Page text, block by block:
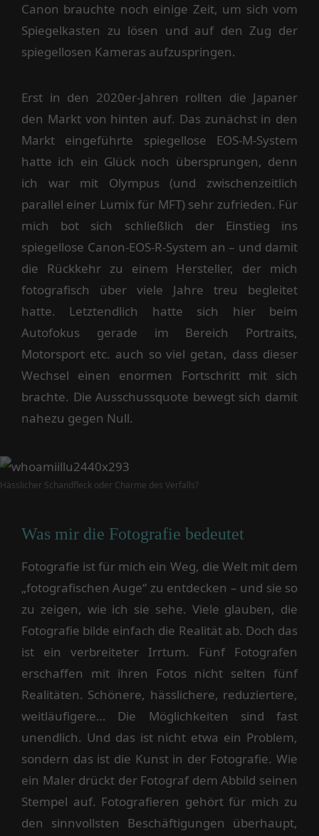
Canon brauchte noch einige Zeit, um sich vom
Spiegelkasten zu lösen und auf den Zug der
spiegellosen Kameras aufzuspringen.
Erst in den 2020er-Jahren rollten die Japaner
den Markt von hinten auf. Das zunächst in den
Markt eingeführte spiegellose EOS-M-System
hatte ich ein Glück noch übersprungen, denn
ich war mit Olympus (und zwischenzeitlich
parallel einer Lumix für MFT) sehr zufrieden. Für
mich bot sich schließlich der Einstieg ins
spiegellose Canon-EOS-R-System an – und damit
die Rückkehr zu einem Hersteller, der mich
fotografisch über viele Jahre treu begleitet
hatte. Letztendlich hatte sich hier beim
Autofokus gerade im Bereich Portraits,
Motorsport etc. auch so viel getan, dass dieser
Wechsel einen enormen Fortschritt mit sich
brachte. Die Ausschussquote bewegt sich damit
nahezu gegen Null.
Hässlicher Schandfleck oder Charme des Verfalls?
Was mir die Fotografie bedeutet
Fotografie ist für mich ein Weg, die Welt mit dem
„fotografischen Auge“ zu entdecken – und sie so
zu zeigen, wie ich sie sehe. Viele glauben, die
Fotografie bilde einfach die Realität ab. Doch das
ist ein verbreiteter Irrtum. Fünf Fotografen
erschaffen mit ihren Fotos nicht selten fünf
Realitäten. Schönere, hässlichere, reduziertere,
weitläufigere… Die Möglichkeiten sind fast
unendlich. Und das ist nicht etwa ein Problem,
sondern das ist die Kunst in der Fotografie. Wie
ein Maler drückt der Fotograf dem Abbild seinen
Stempel auf. Fotografieren gehört für mich zu
den sinnvollsten Beschäftigungen überhaupt,